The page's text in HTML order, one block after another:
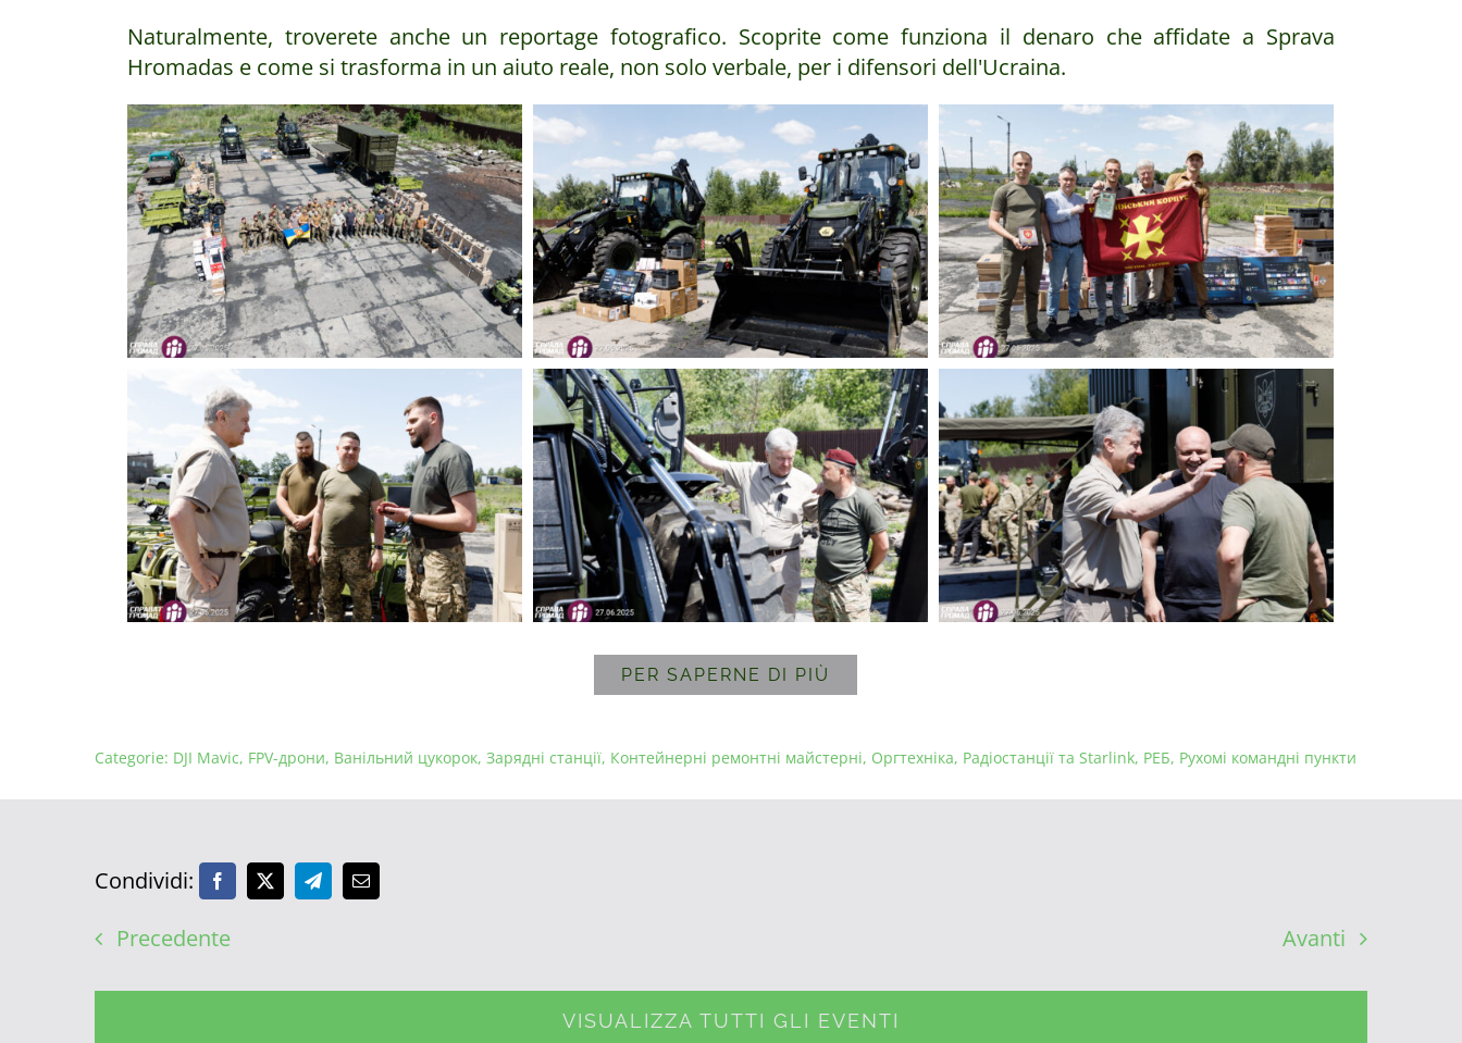
Naturalmente, troverete anche un reportage fotografico. Scoprite come funziona il denaro che affidate a Sprava
Hromadas e come si trasforma in un aiuto reale, non solo verbale, per i difensori dell'Ucraina.
PER SAPERNE DI PIÙ
Categorie: DJI Mavic, FPV-дрони, Ванільний цукорок, Зарядні станції, Контейнерні ремонтні майстерні, Оргтехніка, Радіостанції та Starlink, РЕБ, Рухомі командні пункти
Condividi:
Precedente
Avanti
VISUALIZZA TUTTI GLI EVENTI